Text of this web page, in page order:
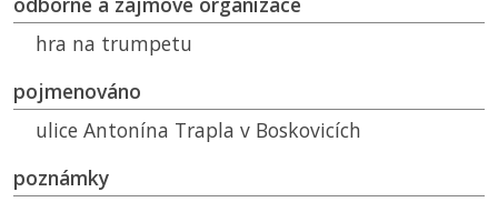
hra na trumpetu
pojmenováno
ulice Antonína Trapla v Boskovicích
poznámky